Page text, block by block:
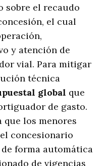
sobre el recaudo
el cual
y atención de
vial. Para mitigar
técnica
global que
de gasto.
que los menores
concesionario
forma automática
de vigencias